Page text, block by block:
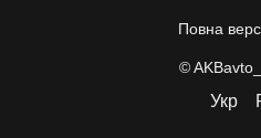
Повна
©
Укр